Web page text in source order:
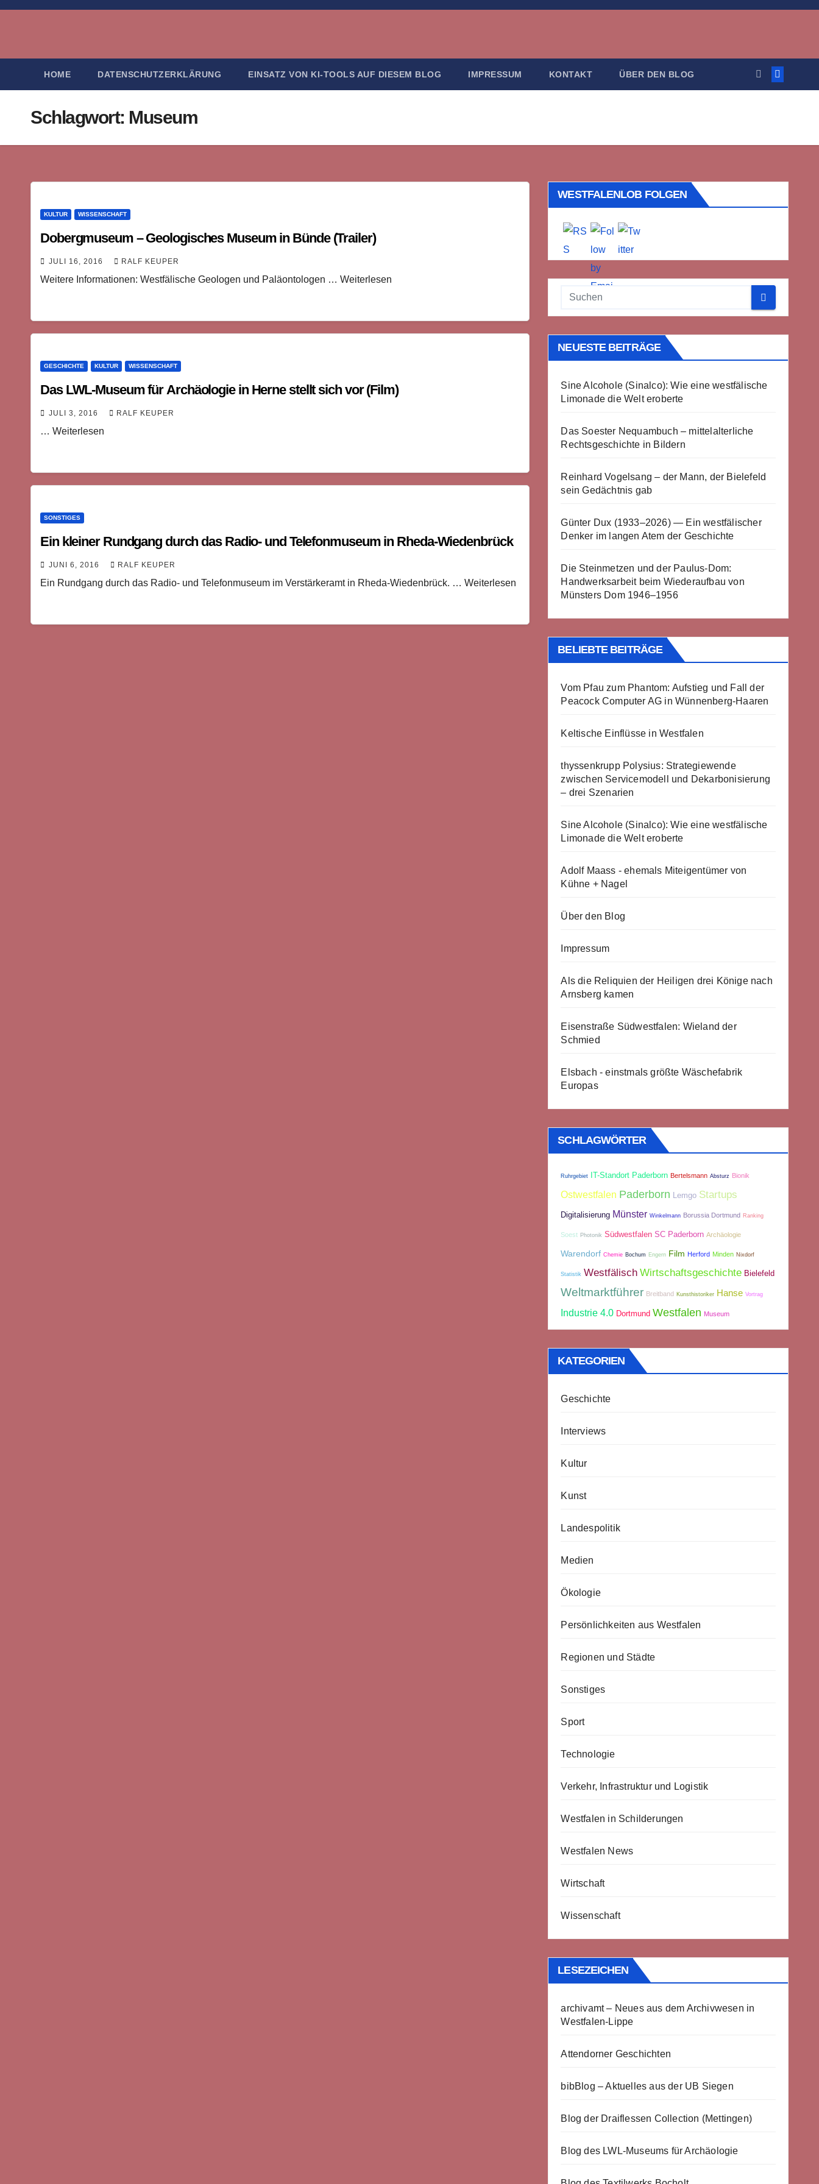
Zum
HOME DATENSCHUTZERKLÄRUNG EINSATZ VON KI-TOOLS AUF DIESEM BLOG IMPRESSUM KONTAKT ÜBER DEN BLOG
Schlagwort: Museum
KULTUR WISSENSCHAFT
Dobergmuseum – Geologisches Museum in Bünde (Trailer)
JULI 16, 2016 RALF KEUPER
Weitere Informationen: Westfälische Geologen und Paläontologen … Weiterlesen
GESCHICHTE KULTUR WISSENSCHAFT
Das LWL-Museum für Archäologie in Herne stellt sich vor (Film)
JULI 3, 2016 RALF KEUPER
… Weiterlesen
SONSTIGES
Ein kleiner Rundgang durch das Radio- und Telefonmuseum in Rheda-Wiedenbrück
JUNI 6, 2016 RALF KEUPER
Ein Rundgang durch das Radio- und Telefonmuseum im Verstärkeramt in Rheda-Wiedenbrück. … Weiterlesen
WESTFALENLOB FOLGEN
NEUESTE BEITRÄGE
Sine Alcohole (Sinalco): Wie eine westfälische
Limonade die Welt eroberte
Das Soester Nequambuch – mittelalterliche
Rechtsgeschichte in Bildern
Reinhard Vogelsang – der Mann, der Bielefeld
sein Gedächtnis gab
Günter Dux (1933–2026) — Ein westfälischer
Denker im langen Atem der Geschichte
Die Steinmetzen und der Paulus-Dom:
Handwerksarbeit beim Wiederaufbau von
Münsters Dom 1946–1956
BELIEBTE BEITRÄGE
Vom Pfau zum Phantom: Aufstieg und Fall der
Peacock Computer AG in Wünnenberg-Haaren
Keltische Einflüsse in Westfalen
thyssenkrupp Polysius: Strategiewende
zwischen Servicemodell und Dekarbonisierung
– drei Szenarien
Sine Alcohole (Sinalco): Wie eine westfälische
Limonade die Welt eroberte
Adolf Maass - ehemals Miteigentümer von
Kühne + Nagel
Über den Blog
Impressum
Als die Reliquien der Heiligen drei Könige nach
Arnsberg kamen
Eisenstraße Südwestfalen: Wieland der
Schmied
Elsbach - einstmals größte Wäschefabrik
Europas
SCHLAGWÖRTER
Ruhrgebiet IT-Standort Paderborn Bertelsmann Absturz Bionik
Ostwestfalen Paderborn Lemgo Startups
Digitalisierung Münster Winkelmann Borussia Dortmund Ranking
Soest Photonik Südwestfalen SC Paderborn Archäologie
Warendorf Chemie Bochum Engern Film Herford Minden Nixdorf
Statistik Westfälisch Wirtschaftsgeschichte Bielefeld
Weltmarktführer Breitband Kunsthistoriker Hanse Vortrag
Industrie 4.0 Dortmund Westfalen Museum
KATEGORIEN
Geschichte
Interviews
Kultur
Kunst
Landespolitik
Medien
Ökologie
Persönlichkeiten aus Westfalen
Regionen und Städte
Sonstiges
Sport
Technologie
Verkehr, Infrastruktur und Logistik
Westfalen in Schilderungen
Westfalen News
Wirtschaft
Wissenschaft
LESEZEICHEN
archivamt – Neues aus dem Archivwesen in
Westfalen-Lippe
Attendorner Geschichten
bibBlog – Aktuelles aus der UB Siegen
Blog der Draiflessen Collection (Mettingen)
Blog des LWL-Museums für Archäologie